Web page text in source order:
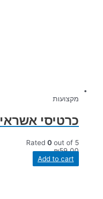
מקצועות
כרטיסי אשראי
Rated 0 out of 5
₪59.00
Add to cart